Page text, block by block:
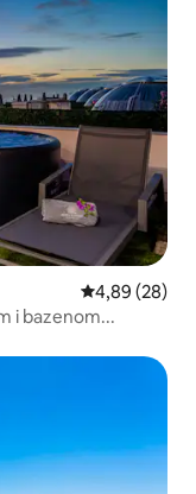
Prosječna
4,89 (28)
i bazenom...